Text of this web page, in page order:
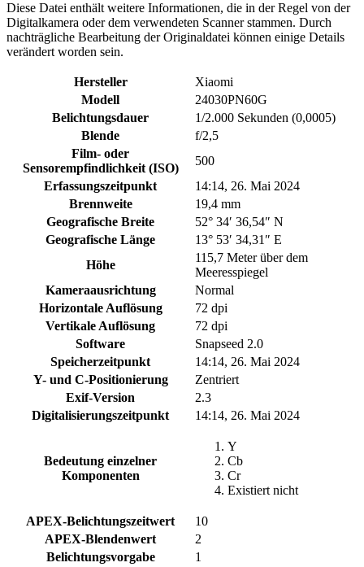
Diese Datei enthält weitere Informationen, die in der Regel von der
Digitalkamera oder dem verwendeten Scanner stammen. Durch
nachträgliche Bearbeitung der Originaldatei können einige Details
verändert worden sein.
Hersteller
Xiaomi
Modell
24030PN60G
Belichtungsdauer
1/2.000 Sekunden (0,0005)
Blende
f/2,5
Film- oder
Sensorempfindlichkeit (ISO)
500
Erfassungszeitpunkt
14:14, 26. Mai 2024
Brennweite
19,4 mm
Geografische Breite
52° 34′ 36,54″ N
Geografische Länge
13° 53′ 34,31″ E
Höhe
115,7 Meter über dem
Meeresspiegel
Kameraausrichtung
Normal
Horizontale Auflösung
72 dpi
Vertikale Auflösung
72 dpi
Software
Snapseed 2.0
Speicherzeitpunkt
14:14, 26. Mai 2024
Y- und C-Positionierung
Zentriert
Exif-Version
2.3
Digitalisierungszeitpunkt
14:14, 26. Mai 2024
Bedeutung einzelner
Komponenten
Y
Cb
Cr
Existiert nicht
APEX-Belichtungszeitwert
10
APEX-Blendenwert
2
Belichtungsvorgabe
1